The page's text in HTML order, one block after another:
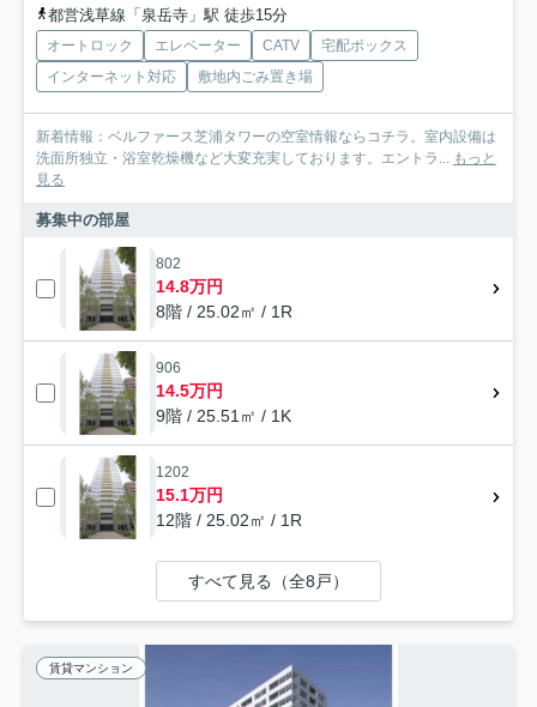
都営浅草線「泉岳寺」駅 徒歩15分
オートロック エレベーター CATV
宅配ボックス
インターネット対応
敷地内ごみ置き場
新着情報：ベルファース芝浦タワーの空室情報ならコチラ。室内設備は
洗面所独立・浴室乾燥機など大変充実しております。エントラ... もっと
見る
募集中の部屋
802
14.8万円
8階 / 25.02㎡ / 1R
906
14.5万円
9階 / 25.51㎡ / 1K
1202
15.1万円
12階 / 25.02㎡ / 1R
すべて見る（全8戸）
賃貸マンション